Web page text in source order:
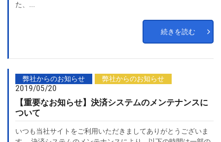
た、...
続きを読む
弊社からのお知らせ 弊社からのお知らせ
2019/05/20
【重要なお知らせ】決済システムのメンテナンスに
ついて
いつも当社サイトをご利用いただきましてありがとうございま